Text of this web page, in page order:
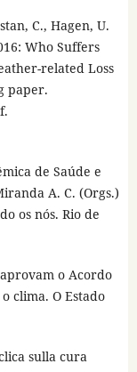
C., Hagen, U.
Who Suffers
related Loss
paper.
de Saúde e
A. C. (Orgs.)
os nós. Rio de
o Acordo
clima. O Estado
sulla cura